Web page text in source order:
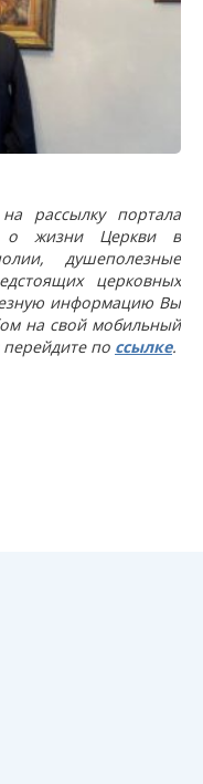
рассылку портала
о жизни Церкви в
душеполезные
церковных
информацию Вы
на свой мобильный
по ссылке.